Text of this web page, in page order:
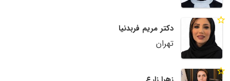
دکتر مریم فربدنیا
تهران